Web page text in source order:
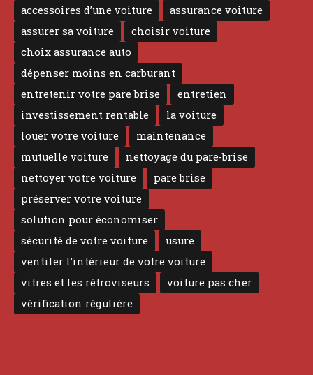
accessoires d’une voiture
assurance voiture
assurer sa voiture
choisir voiture
choix assurance auto
dépenser moins en carburant
entretenir votre pare brise
entretien
investissement rentable
la voiture
louer votre voiture
maintenance
mutuelle voiture
nettoyage du pare-brise
nettoyer votre voiture
pare brise
préserver votre voiture
solution pour économiser
sécurité de votre voiture
usure
ventiler l’intérieur de votre voiture
vitres et les rétroviseurs
voiture pas cher
vérification régulière